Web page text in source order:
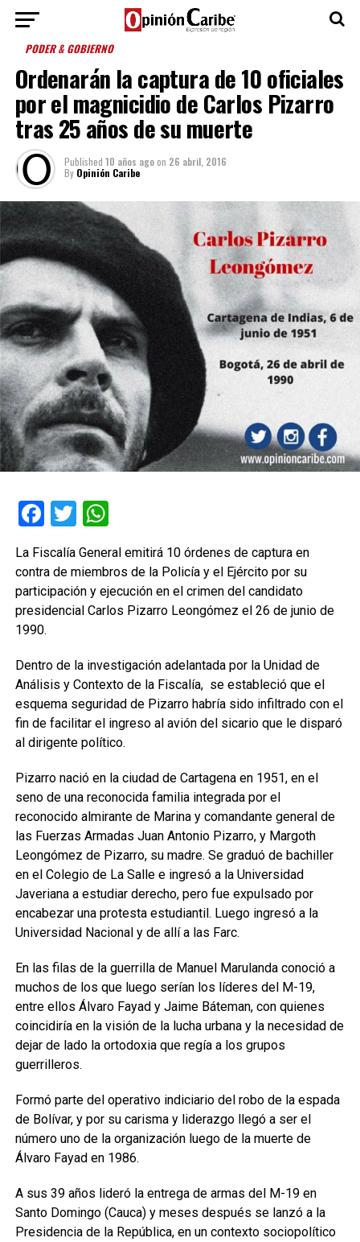
PODER & GOBIERNO
Ordenarán la captura de 10 oficiales
por el magnicidio de Carlos Pizarro
tras 25 años de su muerte
Published 10 años agoon 26 abril, 2016
By Opinión Caribe
Facebook
TwitterWhatsApp
La Fiscalía General emitirá 10 órdenes de captura en
contra de miembros de la Policía y el Ejército por su
participación y ejecución en el crimen del candidato
presidencial Carlos Pizarro Leongómez el 26 de junio de
1990.
Dentro de la investigación adelantada por la Unidad de
Análisis y Contexto de la Fiscalía, se estableció que el
esquema seguridad de Pizarro habría sido infiltrado con el
fin de facilitar el ingreso al avión del sicario que le disparó
al dirigente político.
Pizarro nació en la ciudad de Cartagena en 1951, en el
seno de una reconocida familia integrada por el
reconocido almirante de Marina y comandante general de
las Fuerzas Armadas Juan Antonio Pizarro, y Margoth
Leongómez de Pizarro, su madre. Se graduó de bachiller
en el Colegio de La Salle e ingresó a la Universidad
Javeriana a estudiar derecho, pero fue expulsado por
encabezar una protesta estudiantil. Luego ingresó a la
Universidad Nacional y de allí a las Farc.
En las filas de la guerrilla de Manuel Marulanda conoció a
muchos de los que luego serían los líderes del M-19,
entre ellos Álvaro Fayad y Jaime Báteman, con quienes
coincidiría en la visión de la lucha urbana y la necesidad de
dejar de lado la ortodoxia que regía a los grupos
guerrilleros.
Formó parte del operativo indiciario del robo de la espada
de Bolívar, y por su carisma y liderazgo llegó a ser el
número uno de la organización luego de la muerte de
Álvaro Fayad en 1986.
A sus 39 años lideró la entrega de armas del M-19 en
Santo Domingo (Cauca) y meses después se lanzó a la
Presidencia de la República, en un contexto sociopolítico